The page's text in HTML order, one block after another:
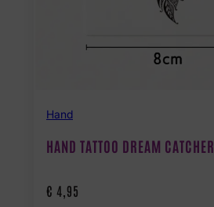
Hand
HAND TATTOO DREAM CATCHER
€ 4,95